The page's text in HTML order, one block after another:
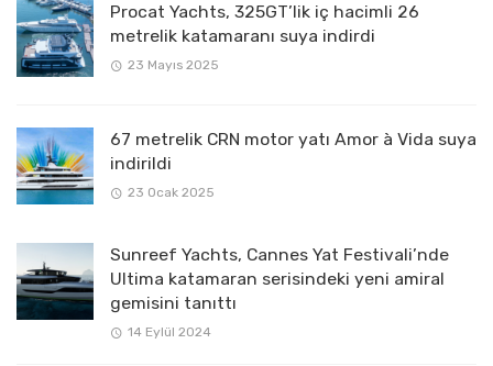
Procat Yachts, 325GT’lik iç hacimli 26
metrelik katamaranı suya indirdi
23 Mayıs 2025
67 metrelik CRN motor yatı Amor à Vida suya
indirildi
23 Ocak 2025
Sunreef Yachts, Cannes Yat Festivali’nde
Ultima katamaran serisindeki yeni amiral
gemisini tanıttı
14 Eylül 2024